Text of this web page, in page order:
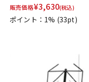
販売価格¥3,630(税込)
ポイント：1% (33pt)